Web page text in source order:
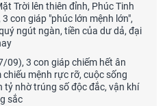
Trời lên thiên đỉnh, Phúc Tinh
con giáp "phúc lớn mệnh lớn",
ngút ngàn, tiền của dư dả, đại
09), 3 con giáp chiếm hết ân
chiếu mệnh rực rỡ, cuộc sống
tỷ nhờ trúng số độc đắc, vận khí
sắc